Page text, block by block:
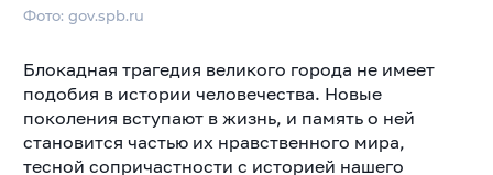
Фото: gov.spb.ru
Блокадная трагедия великого города не имеет
подобия в истории человечества. Новые
поколения вступают в жизнь, и память о ней
становится частью их нравственного мира,
тесной сопричастности с историей нашего